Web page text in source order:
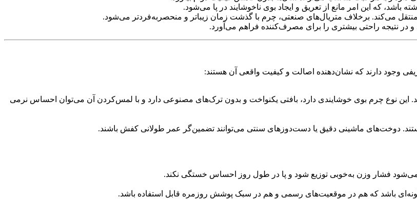
که این امر مانع از تعریق و ایجاد بوی ناخوشایند در پا می‌شود.
می‌کند. برخلاف متریال‌های صنعتی، چرم با گذشت زمان زیباتر و منحصر‌به‌فردتر می‌شود.
در نتیجه راحتی بیشتری را برای مصرف‌کننده فراهم می‌آورد.
وجود دارند که نشان‌دهنده اصالت و کیفیت واقعی آن هستند:
این نوع چرم بوی خوشایندی دارد، بافتی یکنواخت و بدون ترک‌های مصنوعی دارد و با لمس‌کردن آن می‌توان احساس نرمی
دوخت‌های ماشینی دقیق یا دست‌دوزهای سنتی می‌توانند تضمین‌گر عمر طولانی‌ کفش باشند.
می‌شود فشار وزن به‌خوبی توزیع شود و پا در طول روز احساس خستگی نکند.
باشد که هم در موقعیت‌های رسمی و هم در سبک پوشش روزمره قابل استفاده باشد.